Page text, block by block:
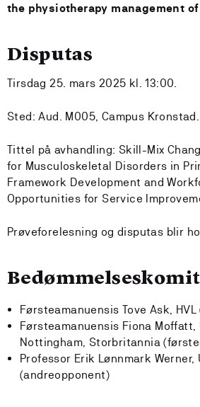
the physiotherapy management
Disputas
Tirsdag 25. mars 2025 kl. 13:00.
Sted:Aud. M005, Campus Kronstad
Tittel på avhandling: Skill-Mix
for Musculoskeletal Disorders in
Framework Development and
Opportunities for Service
Prøveforelesning og disputas blir
Førsteamanuensis Tove Ask,
Førsteamanuensis Fiona
Nottingham, Storbritannia
Professor Erik Lønnmark
(andreopponent)